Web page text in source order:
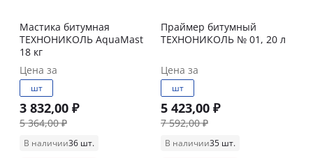
Мастика битумная
ТЕХНОНИКОЛЬ AquaMast
18 кг
Цена за
шт
3 832,00 ₽
5 364,00 ₽
В наличии36 шт.
Праймер битумный
ТЕХНОНИКОЛЬ № 01, 20 л
Цена за
шт
5 423,00 ₽
7 592,00 ₽
В наличии35 шт.